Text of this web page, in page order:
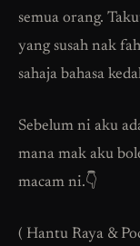
semua orang.
yang susah nak
sahaja bahasa
Sebelum ni aku
mana mak aku
macam ni.👇
( Hantu Raya &